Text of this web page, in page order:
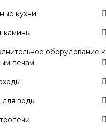
кухни
камины
оборудование к
печам
для воды